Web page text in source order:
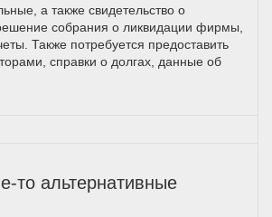
а также свидетельство о
собрания о ликвидации фирмы,
Также потребуется предоставить
справки о долгах, данные об
то альтернативные